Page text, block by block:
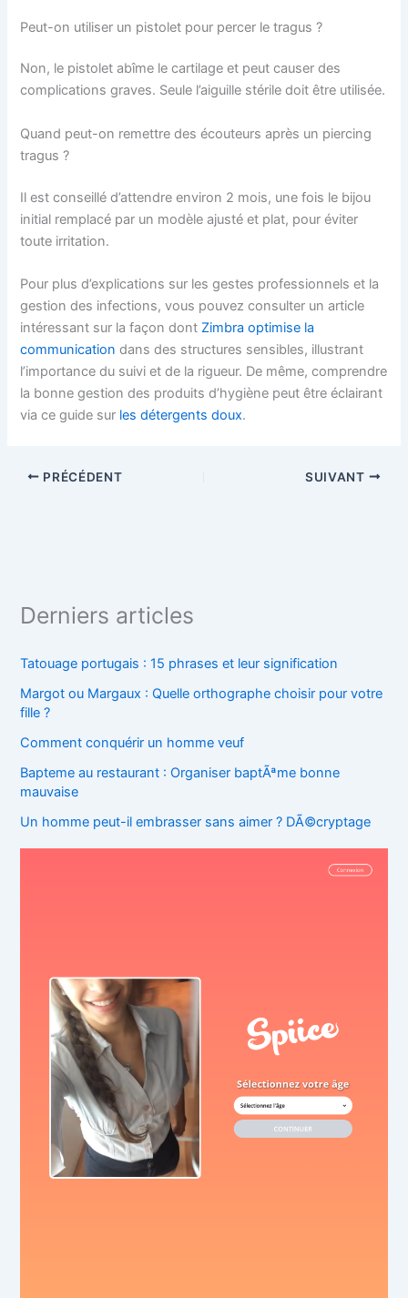
Peut-on utiliser un pistolet pour percer le tragus ?
Non, le pistolet abîme le cartilage et peut causer des
complications graves. Seule l’aiguille stérile doit être utilisée.
Quand peut-on remettre des écouteurs après un piercing
tragus ?
Il est conseillé d’attendre environ 2 mois, une fois le bijou
initial remplacé par un modèle ajusté et plat, pour éviter
toute irritation.
Pour plus d’explications sur les gestes professionnels et la
gestion des infections, vous pouvez consulter un article
intéressant sur la façon dont Zimbra optimise la
communication dans des structures sensibles, illustrant
l’importance du suivi et de la rigueur. De même, comprendre
la bonne gestion des produits d’hygiène peut être éclairant
via ce guide sur les détergents doux.
PRÉCÉDENT SUIVANT
Derniers articles
Tatouage portugais : 15 phrases et leur signification
Margot ou Margaux : Quelle orthographe choisir pour votre
fille ?
Comment conquérir un homme veuf
Bapteme au restaurant : Organiser baptÃªme bonne
mauvaise
Un homme peut-il embrasser sans aimer ? DÃ©cryptage